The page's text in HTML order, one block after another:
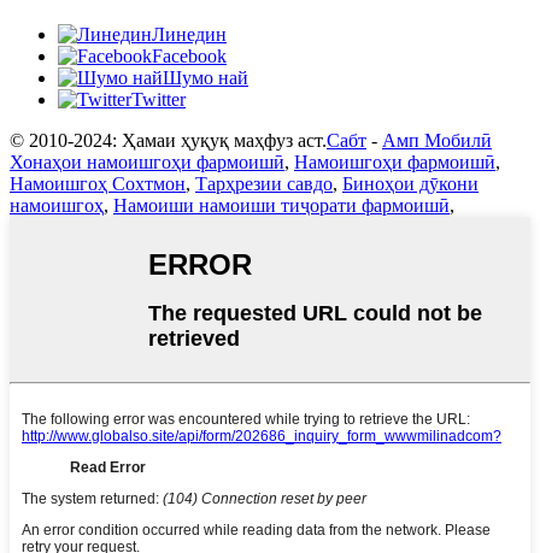
Линедин
Facebook
Шумо най
Twitter
© 2010-2024: Ҳамаи ҳуқуқ маҳфуз аст.Сабт - Амп Мобилӣ
Хонаҳои намоишгоҳи фармоишӣ, Намоишгоҳи фармоишӣ,
Намоишгоҳ Сохтмон, Тарҳрезии савдо, Биноҳои дӯкони
намоишгоҳ, Намоиши намоиши тиҷорати фармоишӣ,